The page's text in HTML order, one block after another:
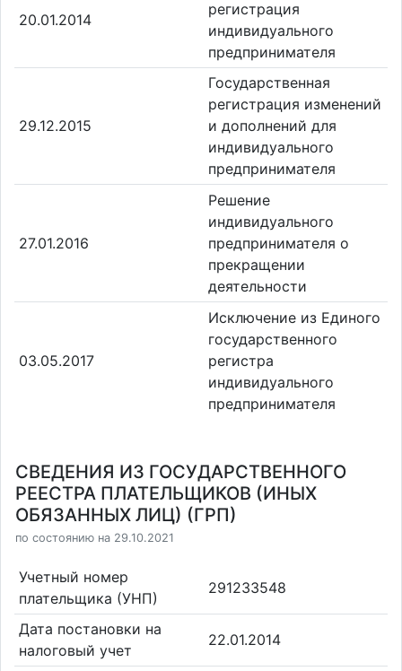
20.01.2014
регистрация
индивидуального
предпринимателя
29.12.2015
Государственная
регистрация изменений
и дополнений для
индивидуального
предпринимателя
27.01.2016
Решение
индивидуального
предпринимателя о
прекращении
деятельности
03.05.2017
Исключение из Единого
государственного
регистра
индивидуального
предпринимателя
СВЕДЕНИЯ ИЗ ГОСУДАРСТВЕННОГО
РЕЕСТРА ПЛАТЕЛЬЩИКОВ (ИНЫХ
ОБЯЗАННЫХ ЛИЦ) (ГРП)
по состоянию на 29.10.2021
Учетный номер
плательщика (УНП)
291233548
Дата постановки на
налоговый учет
22.01.2014